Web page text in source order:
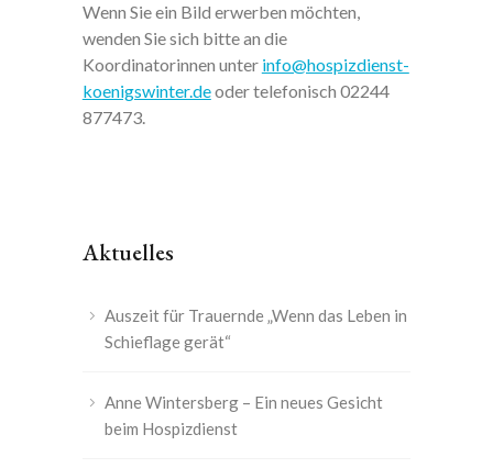
Wenn Sie ein Bild erwerben möchten,
wenden Sie sich bitte an die
Koordinatorinnen unter info@hospizdienst-
koenigswinter.deoder telefonisch 02244
877473.
Aktuelles
Auszeit für Trauernde „Wenn das Leben in
Schieflage gerät“
Anne Wintersberg – Ein neues Gesicht
beim Hospizdienst